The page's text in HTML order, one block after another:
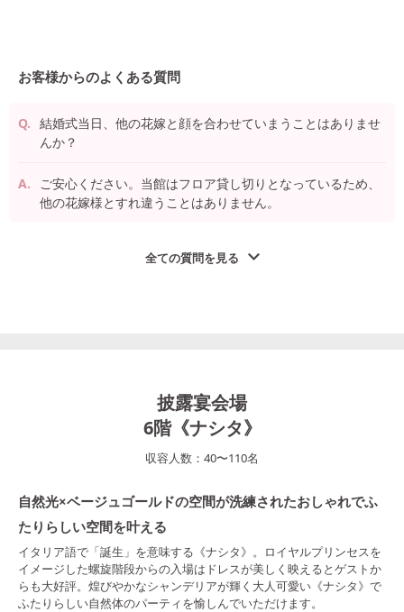
お客様からのよくある質問
結婚式当日、他の花嫁と顔を合わせていまうことはありませ
んか？
ご安心ください。当館はフロア貸し切りとなっているため、
他の花嫁様とすれ違うことはありません。
全ての質問を見る
披露宴会場
6階《ナシタ》
収容人数： 40〜110名
自然光×ベージュゴールドの空間が洗練されたおしゃれでふ
たりらしい空間を叶える
イタリア語で「誕生」を意味する《ナシタ》。ロイヤルプリンセスを
イメージした螺旋階段からの入場はドレスが美しく映えるとゲストか
らも大好評。煌びやかなシャンデリアが輝く大人可愛い《ナシタ》で
ふたりらしい自然体のパーティを愉しんでいただけます。